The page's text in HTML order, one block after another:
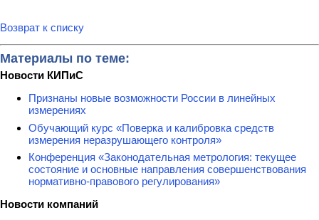
Возврат к списку
Материалы по теме:
Новости КИПиС
Признаны новые возможности России в линейных
измерениях
Обучающий курс «Поверка и калибровка средств
измерения неразрушающего контроля»
Конференция «Законодательная метрология: текущее
состояние и основные направления совершенствования
нормативно-правового регулирования»
Новости компаний